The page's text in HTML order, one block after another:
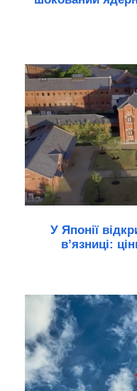
У Японії
в’язниці: